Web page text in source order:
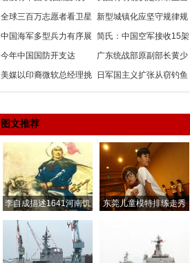
半亚洲得到什么呢
防卫:免刑罚或轻判
全球三百万志愿者看卫星
图搜寻马航失联客机
新型城镇化应坚守规律规
划规则
中国海军多型兵力有序展
开马航失联飞机搜救行动
简氏：中国空军接收15架
轰-6K 携6枚巡航导弹
今年中国国防开支达
8082.3亿元 增幅12.2%
广东统战部原副部长黄少
雄等人被裁定不予减刑
美媒以印裔微软总经理挑
拔中印关系
日军国主义扩张从窃钓鱼
岛割台湾开始